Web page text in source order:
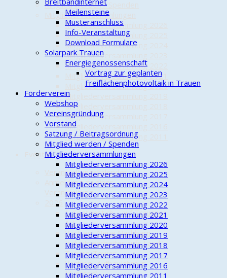
Mitglied werden / Spenden
Mitgliederversammlungen
Mitgliederversammlung 2026
Mitgliederversammlung 2025
Mitgliederversammlung 2024
Mitgliederversammlung 2023
Mitgliederversammlung 2022
Mitgliederversammlung 2021
Mitgliederversammlung 2020
Mitgliederversammlung 2019
Mitgliederversammlung 2018
Mitgliederversammlung 2017
Mitgliederversammlung 2016
Mitgliederversammlung 2011
Events
Veranstaltungskalender
Anmeldung zu einer
Veranstaltung
2026
1. Spatenstich – auf Trauener
Art
Vortrag „Neue Nachbarn –
Industriearbeiter aufs Land“
Trauen-Tower
Vortrag „Aufbaujahre in
Munster“
Meilensteine
Musteranschluss
Info-Veranstaltung
Download Formulare
Solarpark Trauen
Energiegenossenschaft
Vortrag zur geplanten
Freiflächenphotovoltaik in Trauen
Förderverein
Webshop
Vereinsgründung
Vorstand
Satzung / Beitragsordnung
Mitglied werden / Spenden
Mitgliederversammlungen
Mitgliederversammlung 2026
Mitgliederversammlung 2025
Mitgliederversammlung 2024
Mitgliederversammlung 2023
Mitgliederversammlung 2022
Mitgliederversammlung 2021
Mitgliederversammlung 2020
Mitgliederversammlung 2019
Mitgliederversammlung 2018
Mitgliederversammlung 2017
Mitgliederversammlung 2016
Mitgliederversammlung 2011